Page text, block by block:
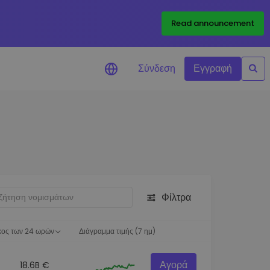
Read announcement
Σύνδεση Εγγραφή
Φίλτρα
των 24 ωρών Διάγραμμα τιμής (7 ημ)
18.6B € Αγορά